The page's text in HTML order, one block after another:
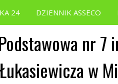
24 DZIENNIK ASSECO
nr 7
w